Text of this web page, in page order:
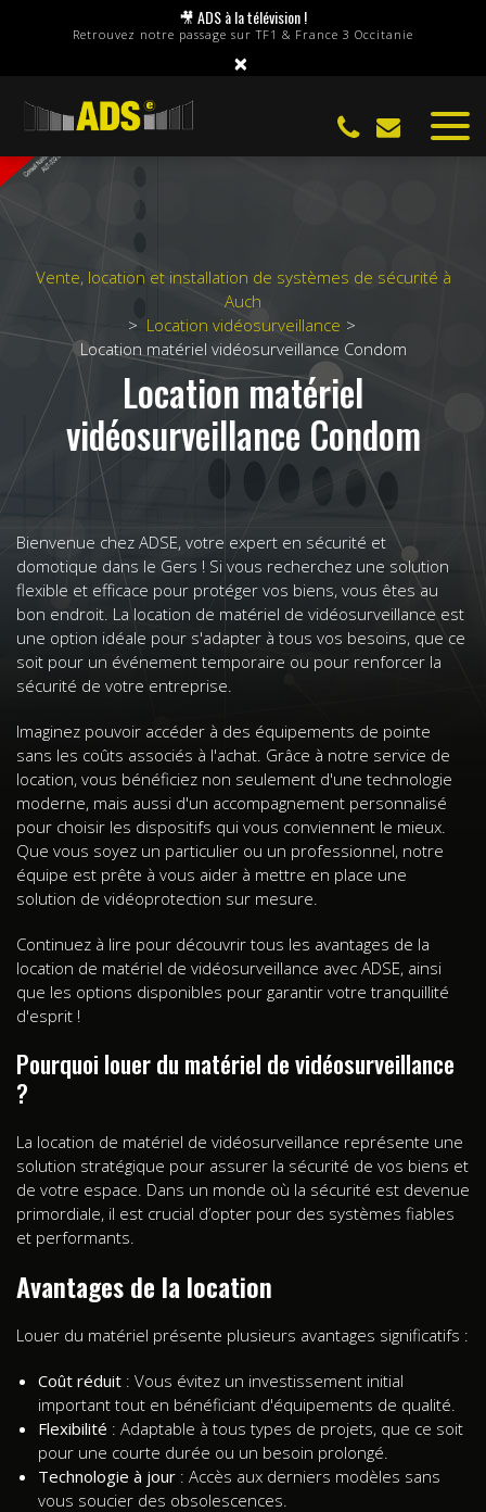
🎥 ADS à la télévision !
Retrouvez notre passage sur TF1 & France 3 Occitanie
×
Vente, location et installation de systèmes de sécurité à
Auch
Location vidéosurveillance
Location matériel vidéosurveillance Condom
Location matériel
vidéosurveillance Condom
Bienvenue chez ADSE, votre expert en sécurité et
domotique dans le Gers ! Si vous recherchez une solution
flexible et efficace pour protéger vos biens, vous êtes au
bon endroit. La location de matériel de vidéosurveillance est
une option idéale pour s'adapter à tous vos besoins, que ce
soit pour un événement temporaire ou pour renforcer la
sécurité de votre entreprise.
Imaginez pouvoir accéder à des équipements de pointe
sans les coûts associés à l'achat. Grâce à notre service de
location, vous bénéficiez non seulement d'une technologie
moderne, mais aussi d'un accompagnement personnalisé
pour choisir les dispositifs qui vous conviennent le mieux.
Que vous soyez un particulier ou un professionnel, notre
équipe est prête à vous aider à mettre en place une
solution de vidéoprotection sur mesure.
Continuez à lire pour découvrir tous les avantages de la
location de matériel de vidéosurveillance avec ADSE, ainsi
que les options disponibles pour garantir votre tranquillité
d'esprit !
Pourquoi louer du matériel de vidéosurveillance
?
La location de matériel de vidéosurveillance représente une
solution stratégique pour assurer la sécurité de vos biens et
de votre espace. Dans un monde où la sécurité est devenue
primordiale, il est crucial d’opter pour des systèmes fiables
et performants.
Avantages de la location
Louer du matériel présente plusieurs avantages significatifs :
Coût réduit : Vous évitez un investissement initial
important tout en bénéficiant d'équipements de qualité.
Flexibilité : Adaptable à tous types de projets, que ce soit
pour une courte durée ou un besoin prolongé.
Technologie à jour : Accès aux derniers modèles sans
vous soucier des obsolescences.
Panneau de gestion des cookies